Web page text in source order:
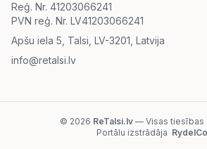
Reģ. Nr. 41203066241
PVN reģ. Nr. LV41203066241
Apšu iela 5, Talsi, LV-3201, Latvija
info@retalsi.lv
© 2026 ReTalsi.lv— Visas tiesības
Portālu izstrādāja